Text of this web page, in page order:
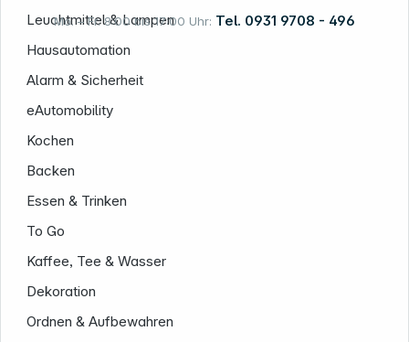
Mo. – Fr. 8:00 bis 17:00 Uhr: Tel. 0931 9708 - 496
Leuchtmittel & Lampen
Hausautomation
Alarm & Sicherheit
eAutomobility
Kochen
Backen
Essen & Trinken
To Go
Kaffee, Tee & Wasser
Dekoration
Ordnen & Aufbewahren
Rechtliches